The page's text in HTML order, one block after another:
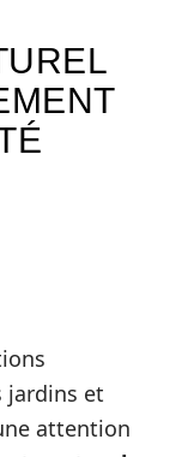
jardins et
attention